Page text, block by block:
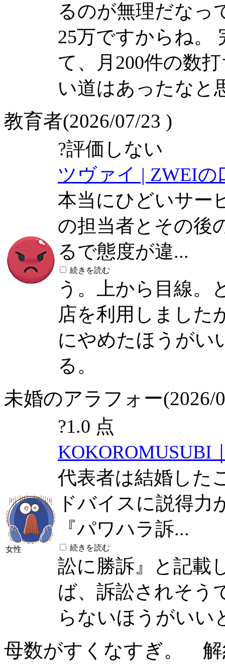
るのが無理だなっ
25万ですからね。
て、月200件の数
い道はあったなと
教育者(2026/07/23 )
?評価しない
ツヴァイ | ZWEIの
本当にひどいサー
の担当者とその後
るで態度が違...
続きを読む
う。上から目線。
店を利用しました
にやめたほうがい
る。
未婚のアラフォー(2026/
女性
?1.0 点
KOKOROMUSUBI
代表者は結婚した
ドバイスに説得力
『パワハラ訴...
続きを読む
訟に勝訴』と記載
ば、訴訟されそう
らないほうがいい
母数がすくなすぎ。